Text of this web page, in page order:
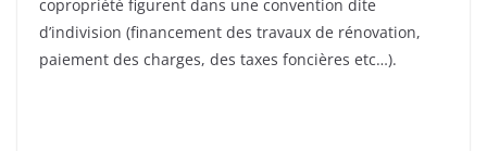
copropriété figurent dans une convention dite
d’indivision (financement des travaux de rénovation,
paiement des charges, des taxes foncières etc…).